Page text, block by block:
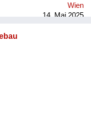
Wien
14. Mai 2025